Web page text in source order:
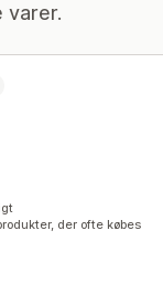
varer.
der ofte købes